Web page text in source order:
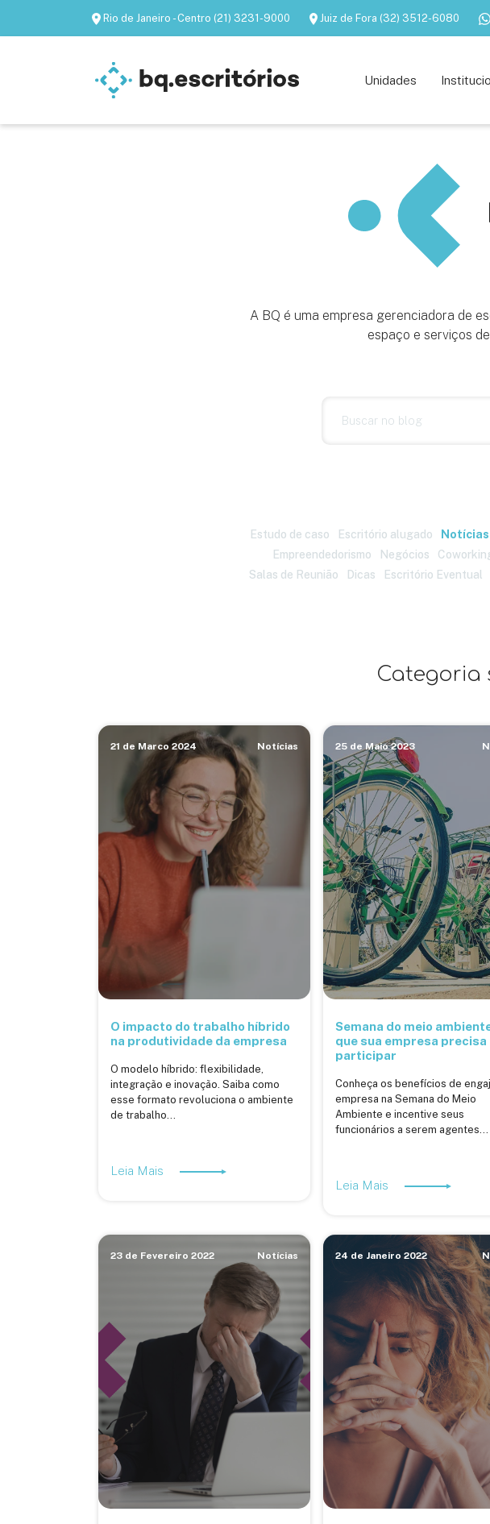
Rio de Janeiro - Centro (21) 3231-9000 Juiz de Fora (32) 3512-6080
Unidades
Rio
Escritórios virtuais Escritórios Rio
A BQ é uma empresa gerenciadora de
espaço e serviços
Estudo de caso Escritório alugado Notícias
Empreendedorismo
Negócios
Salas de Reunião
Dicas Escritório Eventual
Categoria
21 de Marco 2024 Notícias
O impacto do trabalho híbrido
na produtividade da empresa
O modelo híbrido: flexibilidade,
integração e inovação. Saiba como
esse formato revoluciona o ambiente
de trabalho...
Leia Mais
25 de Maio 2023
Semana do meio
que sua empresa precisa
participar
Conheça os benefícios de
empresa na Semana do Meio
Ambiente e incentive seus
funcionários a serem agentes...
Leia Mais
23 de Fevereiro 2022 Notícias 24 de Janeiro 2022